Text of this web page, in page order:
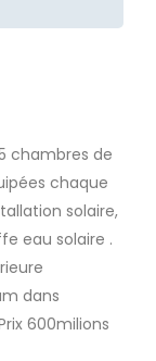
chambres de
chaque
solaire,
eau solaire .
dans
600milions